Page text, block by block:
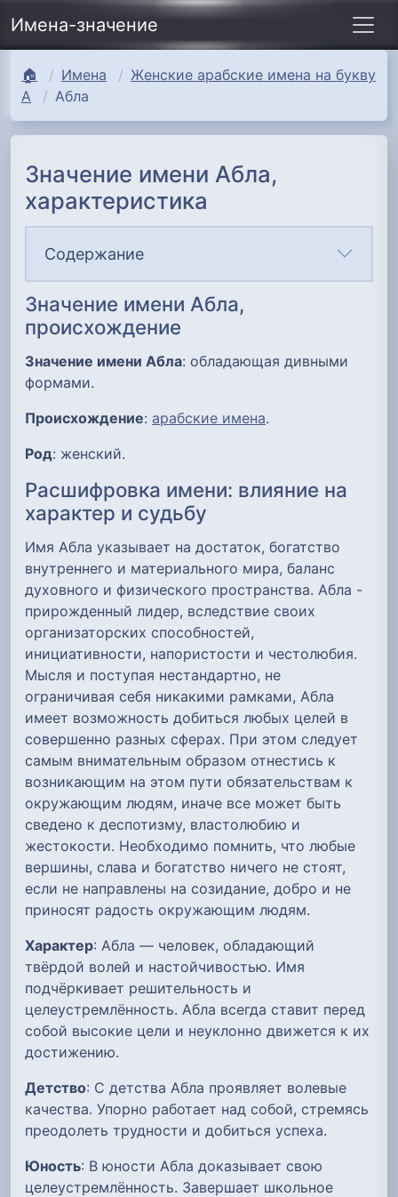
Имена-значение
🏠 Имена
Женские арабские имена на букву
А
Абла
Значение имени Абла,
характеристика
Содержание
Значение имени Абла,
происхождение
Значение имени Абла: обладающая дивными
формами.
Происхождение: арабские имена.
Род: женский.
Расшифровка имени: влияние на
характер и судьбу
Имя Абла указывает на достаток, богатство
внутреннего и материального мира, баланс
духовного и физического пространства. Абла -
прирожденный лидер, вследствие своих
организаторских способностей,
инициативности, напористости и честолюбия.
Мысля и поступая нестандартно, не
ограничивая себя никакими рамками, Абла
имеет возможность добиться любых целей в
совершенно разных сферах. При этом следует
самым внимательным образом отнестись к
возникающим на этом пути обязательствам к
окружающим людям, иначе все может быть
сведено к деспотизму, властолюбию и
жестокости. Необходимо помнить, что любые
вершины, слава и богатство ничего не стоят,
если не направлены на созидание, добро и не
приносят радость окружающим людям.
Характер: Абла — человек, обладающий
твёрдой волей и настойчивостью. Имя
подчёркивает решительность и
целеустремлённость. Абла всегда ставит перед
собой высокие цели и неуклонно движется к их
достижению.
Детство: С детства Абла проявляет волевые
качества. Упорно работает над собой, стремясь
преодолеть трудности и добиться успеха.
Юность: В юности Абла доказывает свою
целеустремлённость. Завершает школьное